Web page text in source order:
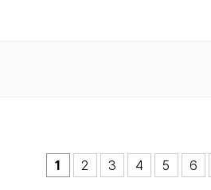
1 2 3 4 5 6